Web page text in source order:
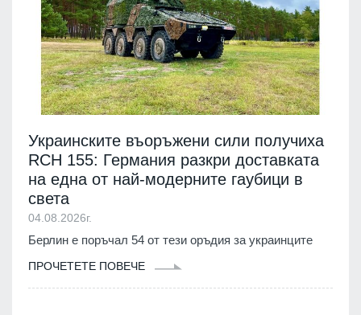
Украинските въоръжени сили получиха
RCH 155: Германия разкри доставката
на една от най-модерните гаубици в
света
04.08.2026г.
Берлин е поръчал 54 от тези оръдия за украинците
ПРОЧЕТЕТЕ ПОВЕЧЕ